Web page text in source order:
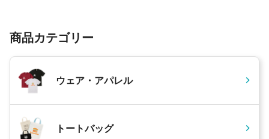
商品カテゴリー
ウェア・アパレル
トートバッグ